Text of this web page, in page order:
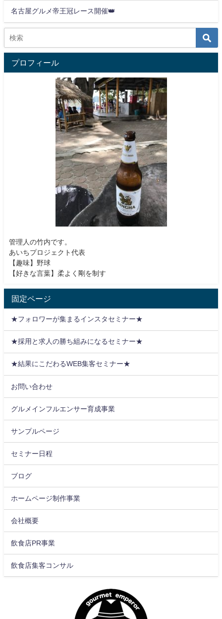
名古屋グルメ帝王冠レース開催👑
プロフィール
管理人の竹内です。
あいちプロジェクト代表
【趣味】野球
【好きな言葉】柔よく剛を制す
固定ページ
★フォロワーが集まるインスタセミナー★
★採用と求人の勝ち組みになるセミナー★
★結果にこだわるWEB集客セミナー★
お問い合わせ
グルメインフルエンサー育成事業
サンプルページ
セミナー日程
ブログ
ホームページ制作事業
会社概要
飲食店PR事業
飲食店集客コンサル